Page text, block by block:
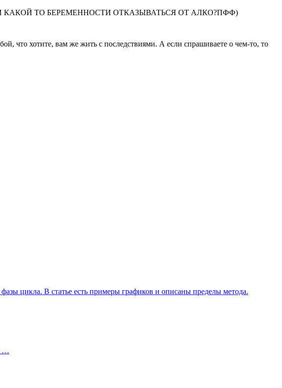
ШТО РАДИ КАКОЙ ТО БЕРЕМЕННОСТИ ОТКАЗЫВАТЬСЯ ОТ АЛКО?ПФФ)
что хотите, вам же жить с последствиями. А если спрашиваете о чем-то, то
цикла. В статье есть примеры графиков и описаны пределы метода.
…